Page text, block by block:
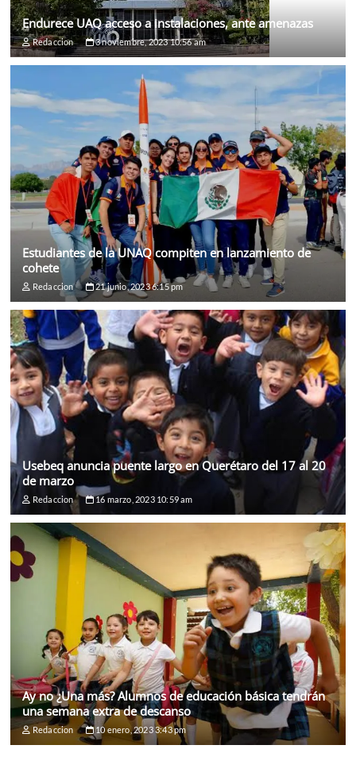
Endurece UAQ acceso a instalaciones, ante amenazas
Redaccion 3 noviembre, 2023 10:56 am
Estudiantes de la UNAQ compiten en lanzamiento de
cohete
Redaccion 21 junio, 2023 6:15 pm
Usebeq anuncia puente largo en Querétaro del 17 al 20
de marzo
Redaccion 16 marzo, 2023 10:59 am
Ay no ¿Una más? Alumnos de educación básica tendrán
una semana extra de descanso
Redaccion 10 enero, 2023 3:43 pm